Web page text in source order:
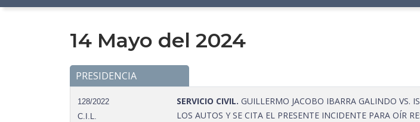
14 Mayo del 2024
PRESIDENCIA
128/2022
C.I.L.
SERVICIO CIVIL. GUILLERMO JACOBO IBARRA GALINDO VS.
LOS AUTOS Y SE CITA EL PRESENTE INCIDENTE PARA OÍR